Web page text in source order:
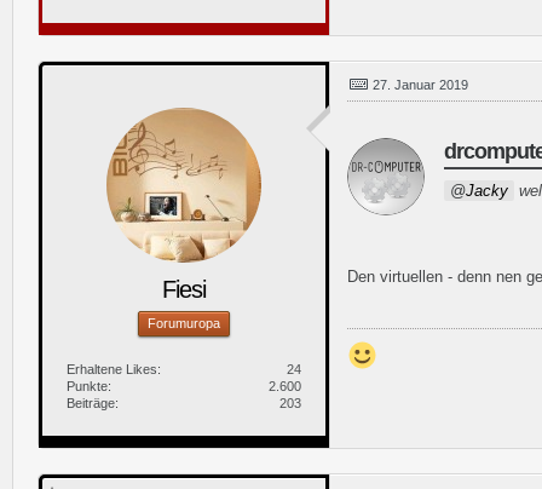
Fiesi
Forumuropa
Erhaltene Likes
24
Punkte
2.600
Beiträge
203
27. Januar 2019
Jacky
Den virtuellen - denn nen